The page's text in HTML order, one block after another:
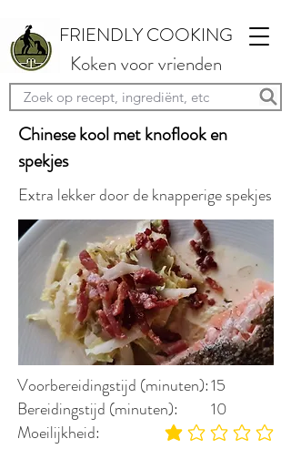
FRIENDLY COOKING
Koken voor vrienden
Chinese kool met knoflook en
spekjes
Extra lekker door de knapperige spekjes
gemiddelde waardering
15
10
Voorbereidingstijd (minuten):
Bereidingstijd (minuten):
Moeilijkheid: